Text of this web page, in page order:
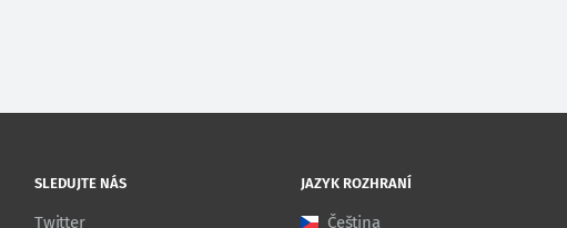
SLEDUJTE NÁS
Twitter
JAZYK ROZHRANÍ
Čeština